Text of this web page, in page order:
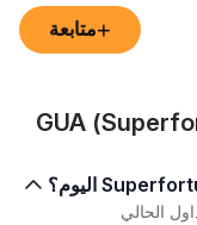
+متابعة
سعر التداول الحالي